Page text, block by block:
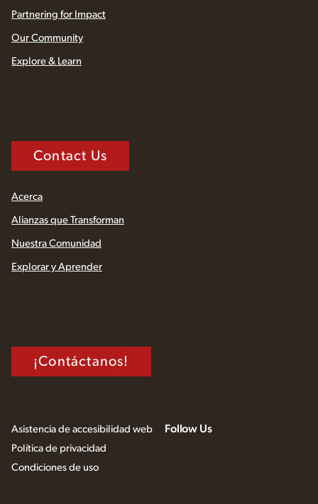
Partnering for Impact
Our Community
Explore & Learn
Contact Us
Acerca
Alianzas que Transforman
Nuestra Comunidad
Explorar y Aprender
¡Contáctanos!
Asistencia de accesibilidad web
Política de privacidad
Condiciones de uso
Follow Us